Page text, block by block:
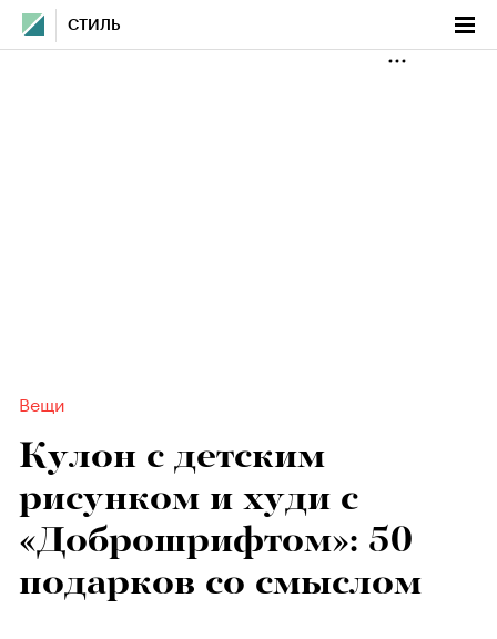
СТИЛЬ
Вещи
Кулон с детским
рисунком и худи с
«Доброшрифтом»: 50
подарков со смыслом